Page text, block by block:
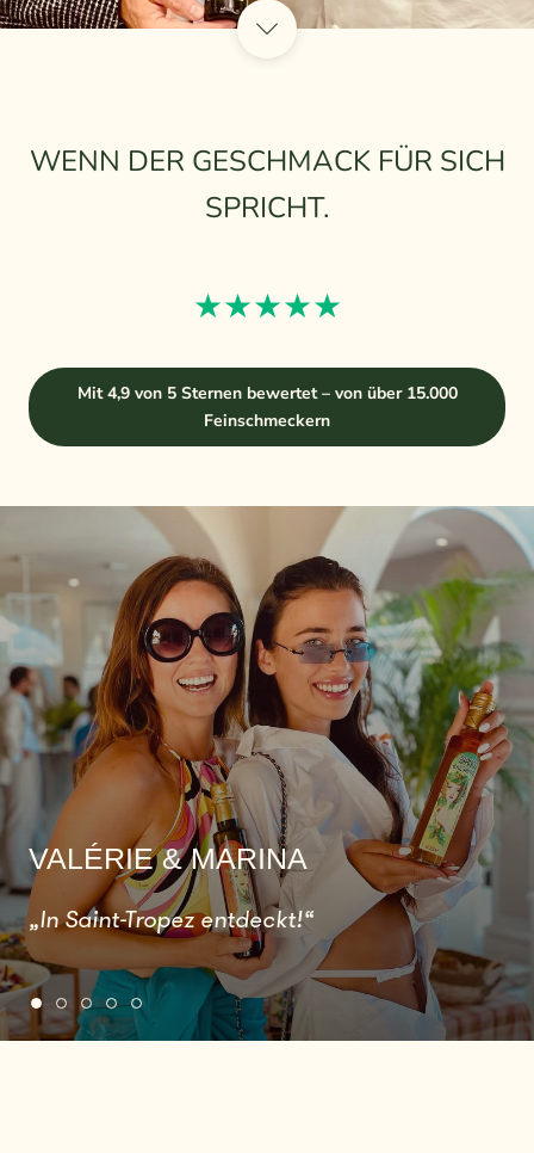
WENN DER GESCHMACK FÜR SICH
SPRICHT.
★★★★★
Mit 4,9 von 5 Sternen bewertet – von über 15.000
Feinschmeckern
VALÉRIE & MARINA
„In Saint-Tropez entdeckt!“